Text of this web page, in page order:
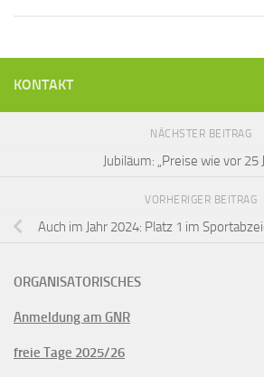
KONTAKT
NÄCHSTER BEITRAG
Jubiläum: „Preise wie vor 25
VORHERIGER BEITRAG
Auch im Jahr 2024: Platz 1 im
ORGANISATORISCHES
Anmeldung am GNR
freie Tage 2025/26